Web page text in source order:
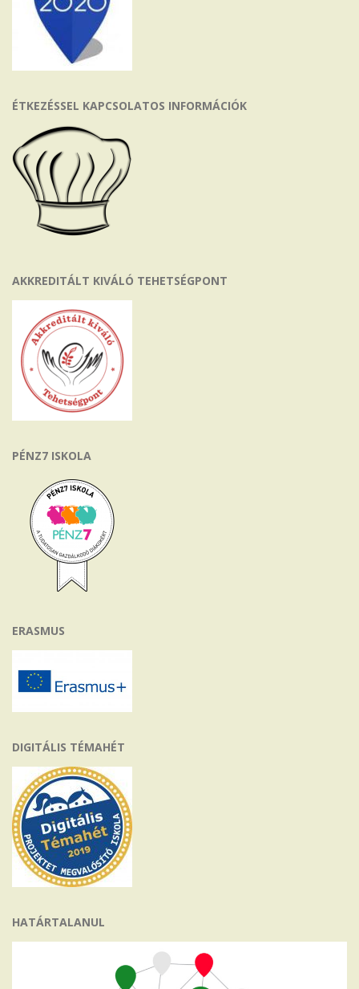
ÉTKEZÉSSEL KAPCSOLATOS INFORMÁCIÓK
AKKREDITÁLT KIVÁLÓ TEHETSÉGPONT
PÉNZ7 ISKOLA
ERASMUS
DIGITÁLIS TÉMAHÉT
HATÁRTALANUL